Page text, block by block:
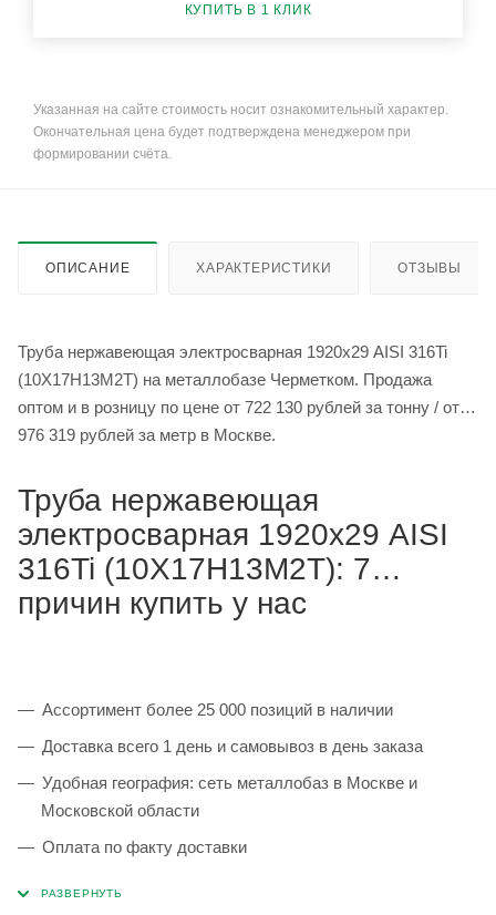
КУПИТЬ В 1 КЛИК
Указанная на сайте стоимость носит ознакомительный характер.
Окончательная цена будет подтверждена менеджером при
формировании счёта.
ОПИСАНИЕ ХАРАКТЕРИСТИКИ ОТЗЫВЫ
Труба нержавеющая электросварная 1920х29 AISI 316Ti
(10Х17Н13М2Т) на металлобазе Черметком. Продажа
оптом и в розницу по цене от 722 130 рублей за тонну / от
976 319 рублей за метр в Москве.
Труба нержавеющая
электросварная 1920х29 AISI
316Ti (10Х17Н13М2Т): 7
причин купить у нас
Ассортимент более 25 000 позиций в наличии
Доставка всего 1 день и самовывоз в день заказа
Удобная география: сеть металлобаз в Москве и
Московской области
Оплата по факту доставки